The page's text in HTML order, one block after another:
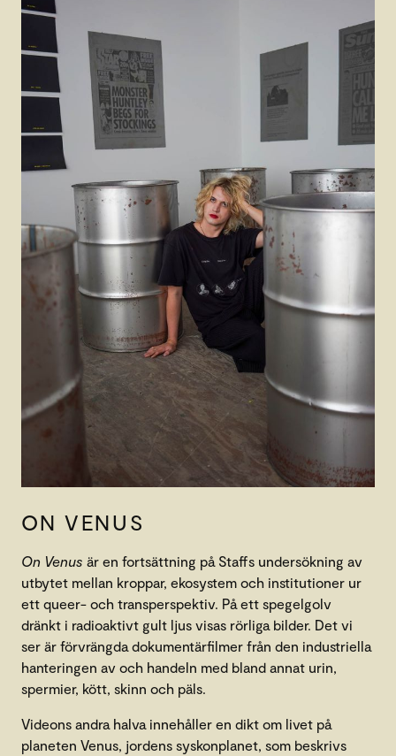
ON VENUS
On Venus är en fortsättning på Staffs undersökning av
utbytet mellan kroppar, ekosystem och institutioner ur
ett queer- och transperspektiv. På ett spegelgolv
dränkt i radioaktivt gult ljus visas rörliga bilder. Det vi
ser är förvrängda dokumentärfilmer från den industriella
hanteringen av och handeln med bland annat urin,
spermier, kött, skinn och päls.
Videons andra halva innehåller en dikt om livet på
planeten Venus, jordens syskonplanet, som beskrivs